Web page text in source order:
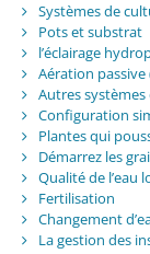
Systèmes de
Pots et substrat
l’éclairage
Aération
Autres systèmes
Configuration
Plantes qui
Démarrez les
Qualité de l’eau
Fertilisation
Changement
La gestion des